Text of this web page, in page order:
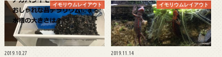
イモリウムレイアウト
2019.10.27
イモリウムレイアウト
2019.11.14